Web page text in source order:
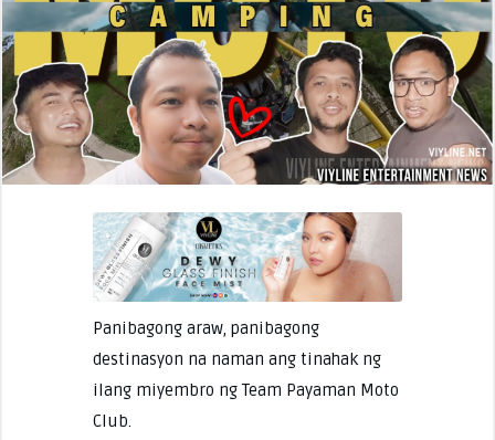
Panibagong araw, panibagong
destinasyon na naman ang tinahak ng
ilang miyembro ng Team Payaman Moto
Club.